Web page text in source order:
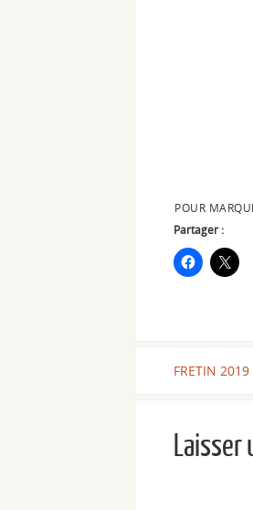
POUR
Partager :
FRETIN
Laisser